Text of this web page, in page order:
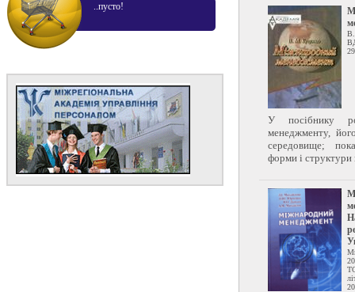
..пусто!
В.
У посібнику
менеджменту,
середовище;
форми і структури